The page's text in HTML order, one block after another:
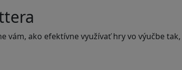
ako efektívne využívať hry vo výučbe